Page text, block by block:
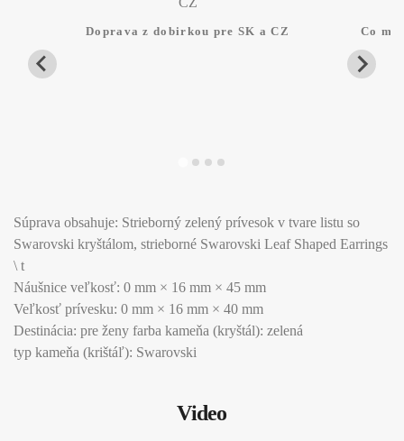
Doprava z dobirkou pre SK a CZ Co
Súprava obsahuje: Strieborný zelený prívesok v tvare listu so
Swarovski kryštálom, strieborné Swarovski Leaf Shaped Earrings
\ t
Náušnice veľkosť: 0 mm × 16 mm × 45 mm
Veľkosť prívesku: 0 mm × 16 mm × 40 mm
Destinácia: pre ženy farba kameňa (kryštál): zelená
typ kameňa (krištáľ): Swarovski
Video